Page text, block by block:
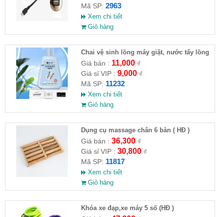
Mã SP: 2963
Xem chi tiết
Giỏ hàng
Chai vệ sinh lồng máy giặt, nước tẩy lồng
máy giặt CLEANING FLUID
Giá bán : 11,000₫
Giá sỉ VIP : 9,000₫
Mã SP: 11232
Xem chi tiết
Giỏ hàng
Dụng cụ massage chân 6 bàn ( HĐ )
Giá bán : 36,300₫
Giá sỉ VIP : 30,800₫
Mã SP: 11817
Xem chi tiết
Giỏ hàng
Khóa xe đạp,xe máy 5 số (HĐ )